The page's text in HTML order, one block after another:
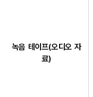
녹음 테이프(오디오 자
료)